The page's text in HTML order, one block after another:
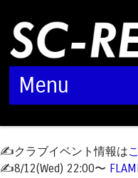
Menu
✍️クラブイベント情報は
✍️8/12(Wed) 22:00〜